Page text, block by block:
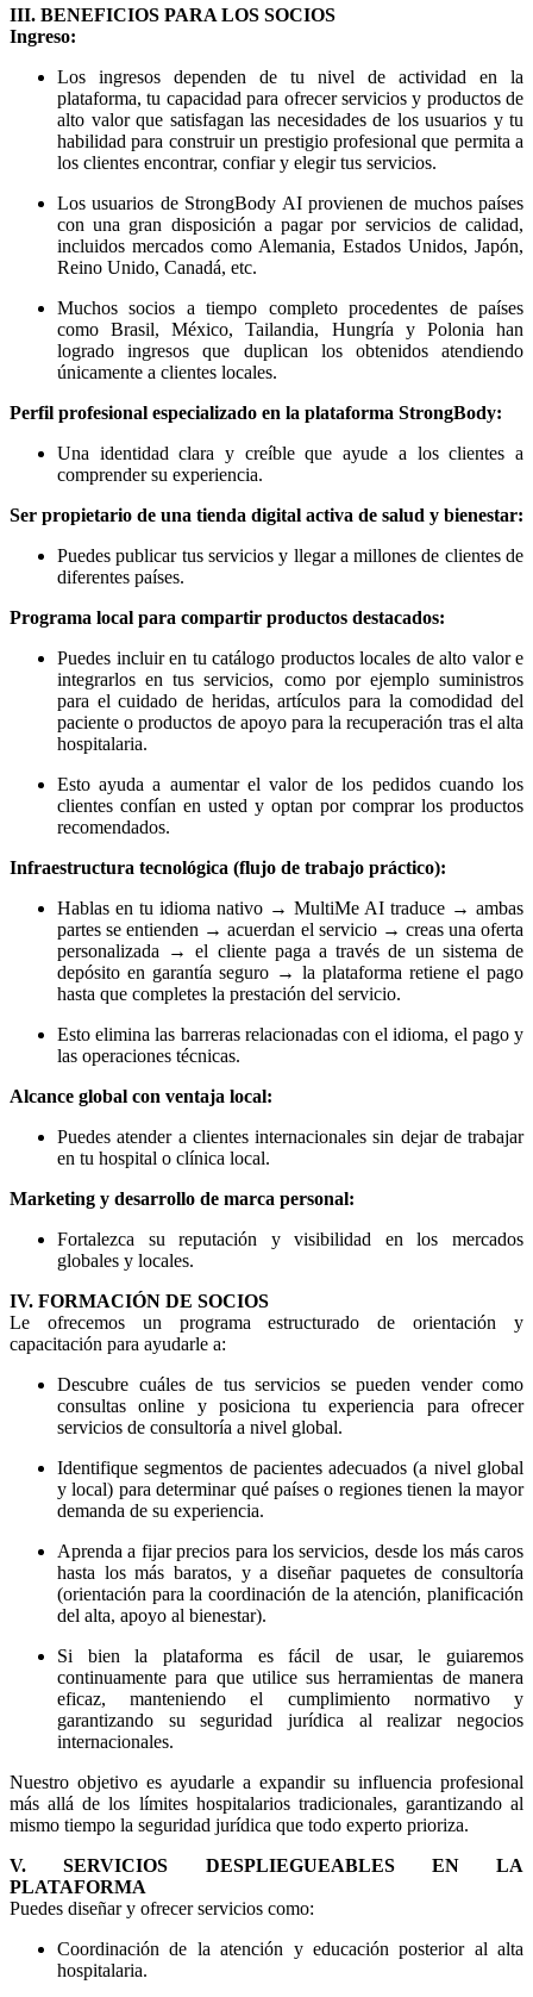
III. BENEFICIOS PARA LOS SOCIOS
Ingreso:
Los ingresos dependen de tu nivel de actividad en la
plataforma, tu capacidad para ofrecer servicios y productos de
alto valor que satisfagan las necesidades de los usuarios y tu
habilidad para construir un prestigio profesional que permita a
los clientes encontrar, confiar y elegir tus servicios.
Los usuarios de StrongBody AI provienen de muchos países
con una gran disposición a pagar por servicios de calidad,
incluidos mercados como Alemania, Estados Unidos, Japón,
Reino Unido, Canadá, etc.
Muchos socios a tiempo completo procedentes de países
como Brasil, México, Tailandia, Hungría y Polonia han
logrado ingresos que duplican los obtenidos atendiendo
únicamente a clientes locales.
Perfil profesional especializado en la plataforma StrongBody:
Una identidad clara y creíble que ayude a los clientes a
comprender su experiencia.
Ser propietario de una tienda digital activa de salud y bienestar:
Puedes publicar tus servicios y llegar a millones de clientes de
diferentes países.
Programa local para compartir productos destacados:
Puedes incluir en tu catálogo productos locales de alto valor e
integrarlos en tus servicios, como por ejemplo suministros
para el cuidado de heridas, artículos para la comodidad del
paciente o productos de apoyo para la recuperación tras el alta
hospitalaria.
Esto ayuda a aumentar el valor de los pedidos cuando los
clientes confían en usted y optan por comprar los productos
recomendados.
Infraestructura tecnológica (flujo de trabajo práctico):
Hablas en tu idioma nativo → MultiMe AI traduce → ambas
partes se entienden → acuerdan el servicio → creas una oferta
personalizada → el cliente paga a través de un sistema de
depósito en garantía seguro → la plataforma retiene el pago
hasta que completes la prestación del servicio.
Esto elimina las barreras relacionadas con el idioma, el pago y
las operaciones técnicas.
Alcance global con ventaja local:
Puedes atender a clientes internacionales sin dejar de trabajar
en tu hospital o clínica local.
Marketing y desarrollo de marca personal:
Fortalezca su reputación y visibilidad en los mercados
globales y locales.
IV. FORMACIÓN DE SOCIOS
Le ofrecemos un programa estructurado de orientación y
capacitación para ayudarle a:
Descubre cuáles de tus servicios se pueden vender como
consultas online y posiciona tu experiencia para ofrecer
servicios de consultoría a nivel global.
Identifique segmentos de pacientes adecuados (a nivel global
y local) para determinar qué países o regiones tienen la mayor
demanda de su experiencia.
Aprenda a fijar precios para los servicios, desde los más caros
hasta los más baratos, y a diseñar paquetes de consultoría
(orientación para la coordinación de la atención, planificación
del alta, apoyo al bienestar).
Si bien la plataforma es fácil de usar, le guiaremos
continuamente para que utilice sus herramientas de manera
eficaz, manteniendo el cumplimiento normativo y
garantizando su seguridad jurídica al realizar negocios
internacionales.
Nuestro objetivo es ayudarle a expandir su influencia profesional
más allá de los límites hospitalarios tradicionales, garantizando al
mismo tiempo la seguridad jurídica que todo experto prioriza.
V. SERVICIOS DESPLIEGUEABLES EN LA
PLATAFORMA
Puedes diseñar y ofrecer servicios como:
Coordinación de la atención y educación posterior al alta
hospitalaria.